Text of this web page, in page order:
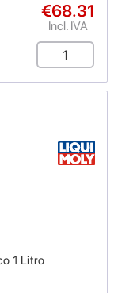
€68.31
Incl. IVA
1 Litro